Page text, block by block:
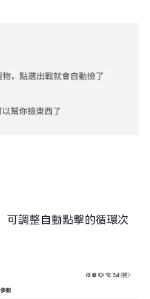
可調整自動點擊的循環次